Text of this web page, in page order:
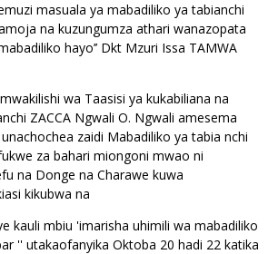
masuala ya mabadiliko ya tabianchi
na kuzungumza athari wanazopata
hayo’’ Dkt Mzuri Issa TAMWA
wa Taasisi ya kukabiliana na
ZACCA Ngwali O. Ngwali amesema
zaidi Mabadiliko ya tabia nchi
za bahari miongoni mwao ni
na Donge na Charawe kuwa
kikubwa na
kauli mbiu 'imarisha uhimili wa mabadiliko
'' utakaofanyika Oktoba 20 hadi 22 katika